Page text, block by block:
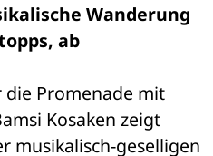
Wanderung
ab
die Promenade mit
Kosaken zeigt
musikalisch-geselligen